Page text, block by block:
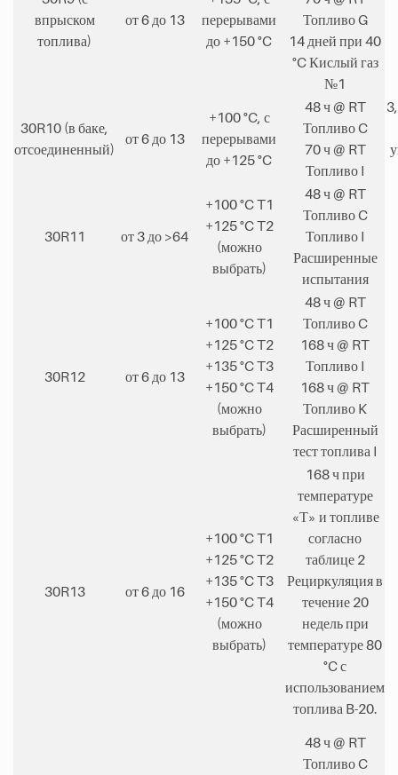
впрыском
топлива)
от 6 до 13
перерывами
до +150 °C
Топливо G
14 дней при 40
°C Кислый газ
№1
30R10 (в баке,
отсоединенный)
от 6 до 13
+100 °C, с
перерывами
до +125 °C
48 ч @ RT
Топливо C
70 ч @ RT
Топливо I
30R11 от 3 до >64
+100 °C T1
+125 °C T2
(можно
выбрать)
48 ч @ RT
Топливо C
Топливо I
Расширенные
испытания
30R12 от 6 до 13
+100 °C T1
+125 °C T2
+135 °C T3
+150 °C T4
(можно
выбрать)
48 ч @ RT
Топливо C
168 ч @ RT
Топливо I
168 ч @ RT
Топливо K
Расширенный
тест топлива I
30R13 от 6 до 16
+100 °C T1
+125 °C T2
+135 °C T3
+150 °C T4
(можно
выбрать)
168 ч при
температуре
«Т» и топливе
согласно
таблице 2
Рециркуляция в
течение 20
недель при
температуре 80
°C с
использованием
топлива B-20.
48 ч @ RT
Топливо C